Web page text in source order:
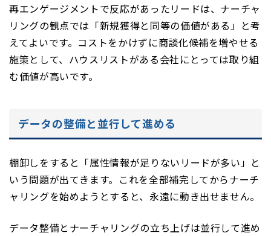
再エンゲージメントで反応があったリードは、ナーチャ
リングの観点では「新規獲得と同等の価値がある」と考
えてよいです。コストをかけずに商談化候補を増やせる
施策として、ハウスリストがある会社にとっては取り組
む価値が高いです。
データの整備と並行して進める
棚卸しをすると「属性情報が足りないリードが多い」と
いう問題が出てきます。これを全部補完してからナーチ
ャリングを始めようとすると、永遠に動き出せません。
データ整備とナーチャリングの立ち上げは並行して進め